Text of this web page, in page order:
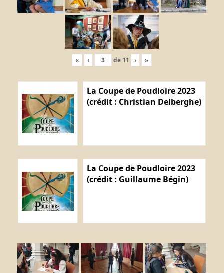
« ‹ de 11 › »
La Coupe de Poudloire 2023
(crédit : Christian Delberghe)
La Coupe de Poudloire 2023
(crédit : Guillaume Bégin)